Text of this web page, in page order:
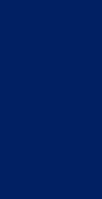
этаж
«Виктория